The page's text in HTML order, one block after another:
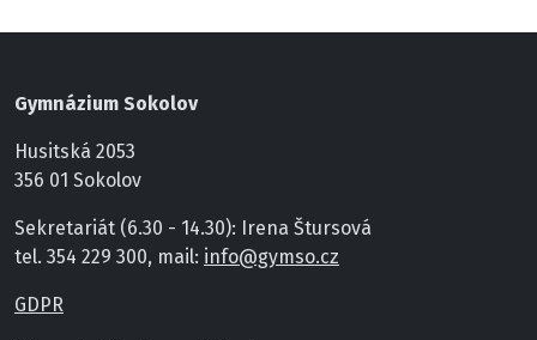
Gymnázium Sokolov
Husitská 2053
356 01 Sokolov
Sekretariát (6.30 - 14.30): Irena Štursová
tel. 354 229 300, mail: info@gymso.cz
GDPR